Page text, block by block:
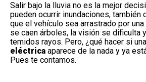
Salir bajo la lluvia no es la mejor
pueden ocurrir inundaciones, también
que el vehículo sea arrastrado por
se caen árboles, la visión se dificulta
temidos rayos. Pero, ¿qué hacer si una
eléctrica aparece de la nada y ya
Pues te contamos.